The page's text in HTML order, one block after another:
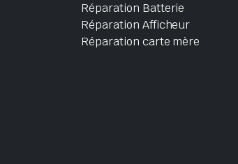
Réparation Batterie
Réparation Afficheur
Réparation carte mère